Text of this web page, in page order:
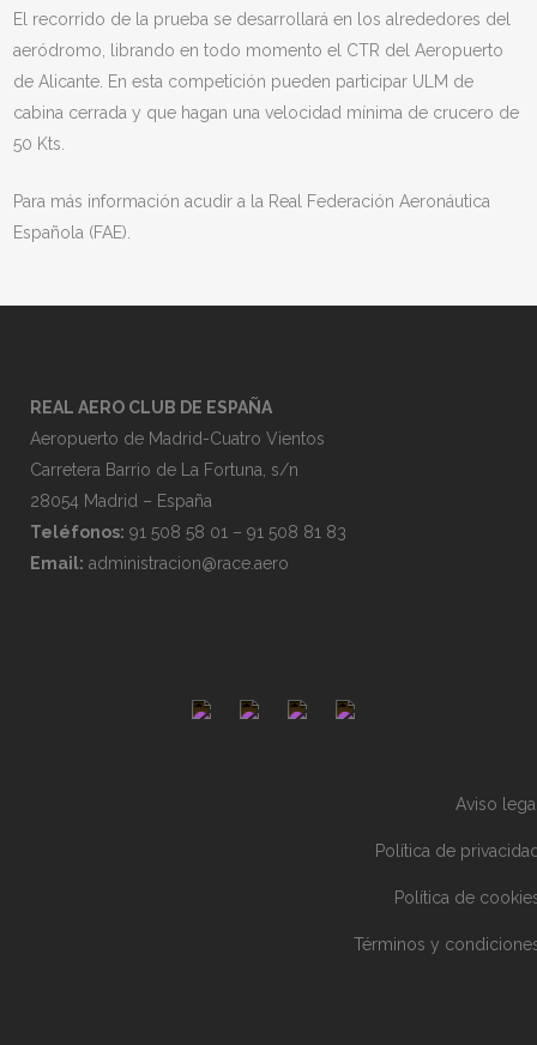
El recorrido de la prueba se desarrollará en los alrededores del
aeródromo, librando en todo momento el CTR del Aeropuerto
de Alicante. En esta competición pueden participar ULM de
cabina cerrada y que hagan una velocidad mínima de crucero de
50 Kts.
Para más información acudir a la Real Federación Aeronáutica
Española (FAE).
REAL AERO CLUB DE ESPAÑA
Aeropuerto de Madrid-Cuatro Vientos
Carretera Barrio de La Fortuna, s/n
28054 Madrid – España
Teléfonos: 91 508 58 01 – 91 508 81 83
Email: administracion@race.aero
Aviso
Política de
Política de
Términos y